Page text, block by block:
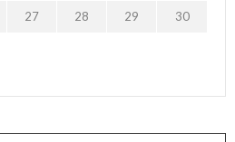
27 28 29 30